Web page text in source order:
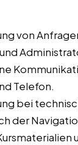
von
Telefon.
bei
der